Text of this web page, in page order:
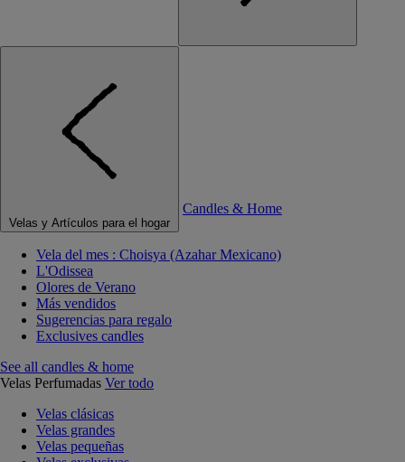
Velas y Artículos para el hogar
Candles & Home
Vela del mes : Choisya (Azahar Mexicano)
L'Odissea
Olores de Verano
Más vendidos
Sugerencias para regalo
Exclusives candles
See all candles & home
Velas Perfumadas Ver todo
Velas clásicas
Velas grandes
Velas pequeñas